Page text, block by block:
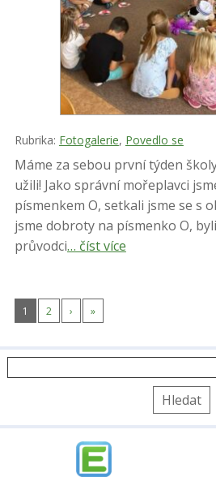
Rubrika: Fotogalerie, Povedlo se
Máme za sebou první týden
užili! Jako správní mořeplavci
písmenkem O, setkali jsme se s
jsme dobroty na písmenko O,
průvodci… číst více
1 2 › »